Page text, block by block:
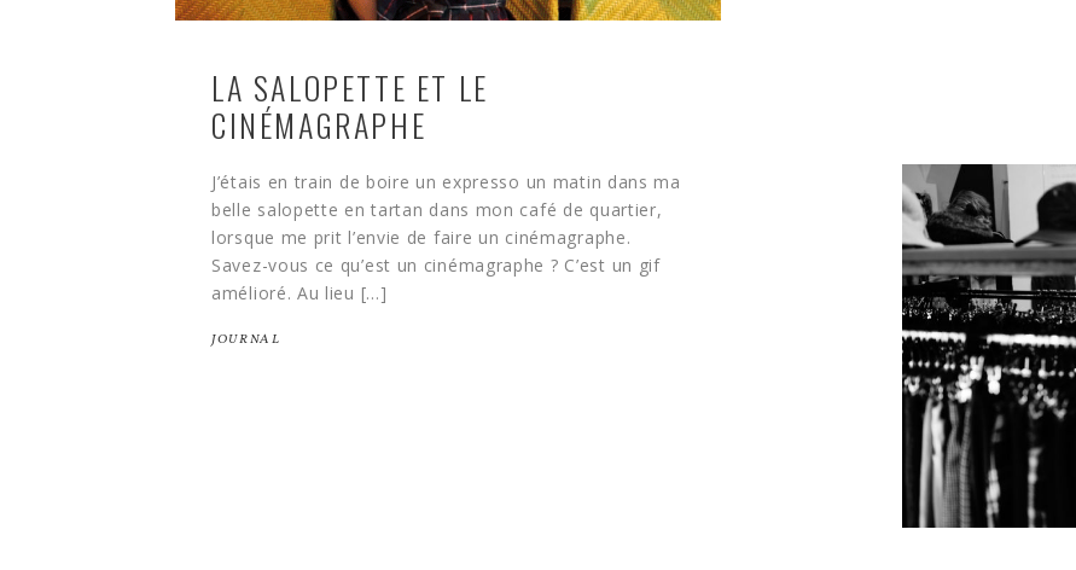
LA SALOPETTE ET LE
CINÉMAGRAPHE
J’étais en train de boire un expresso un matin dans ma
belle salopette en tartan dans mon café de quartier,
lorsque me prit l’envie de faire un cinémagraphe.
Savez-vous ce qu’est un cinémagraphe ? C’est un gif
amélioré. Au lieu […]
JOURNAL